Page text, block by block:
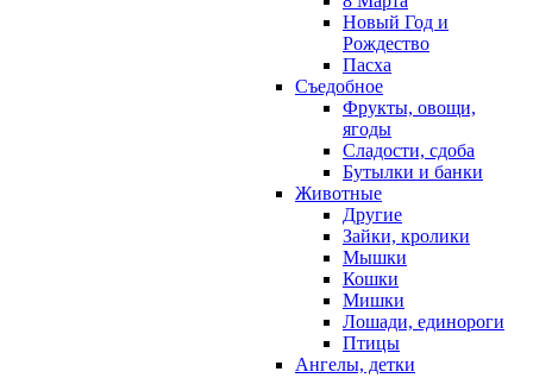
Новый Год и
Рождество
Пасха
Съедобное
Фрукты, овощи,
ягоды
Сладости, сдоба
Бутылки и банки
Животные
Другие
Зайки, кролики
Мышки
Кошки
Мишки
Лошади, единороги
Птицы
Ангелы, детки